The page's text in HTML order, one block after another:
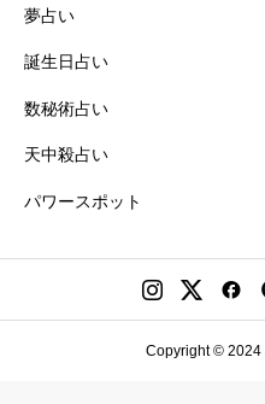
夢占い
誕生日占い
数秘術占い
天中殺占い
パワースポット
Copyright © 2024